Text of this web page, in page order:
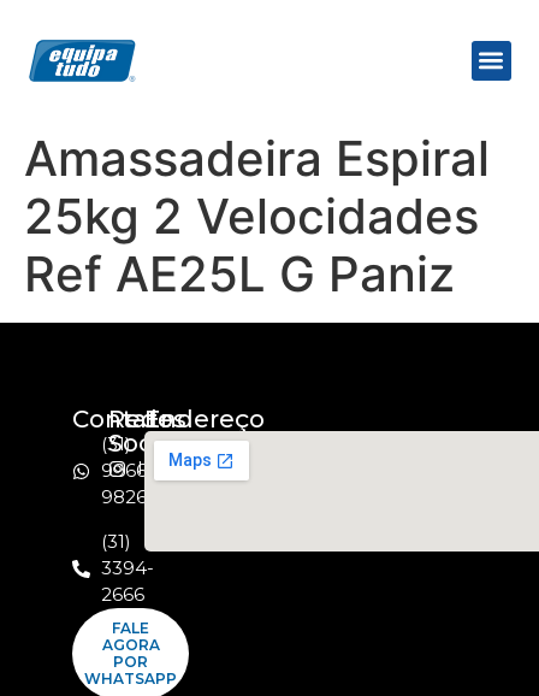
Amassadeira Espiral
25kg 2 Velocidades
Ref AE25L G Paniz
Contato
(31)
99664-
9826
(31)
3394-
2666
FALE
AGORA
POR
WHATSAPP
Redes
Socias
Instagram
Endereço